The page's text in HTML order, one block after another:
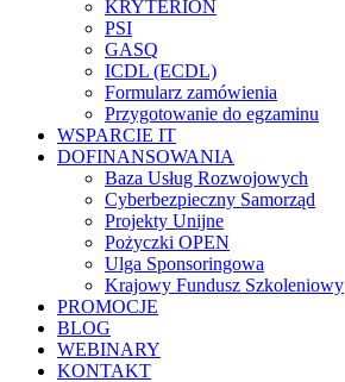
KRYTERION
PSI
GASQ
ICDL (ECDL)
Formularz zamówienia
Przygotowanie do egzaminu
WSPARCIE IT
DOFINANSOWANIA
Baza Usług Rozwojowych
Cyberbezpieczny Samorząd
Projekty Unijne
Pożyczki OPEN
Ulga Sponsoringowa
Krajowy Fundusz Szkoleniowy
PROMOCJE
BLOG
WEBINARY
KONTAKT